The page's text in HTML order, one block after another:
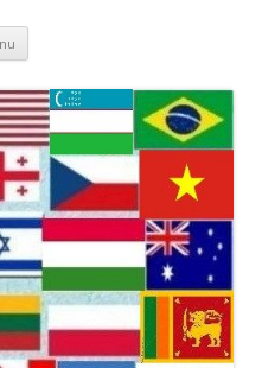
Skip
content